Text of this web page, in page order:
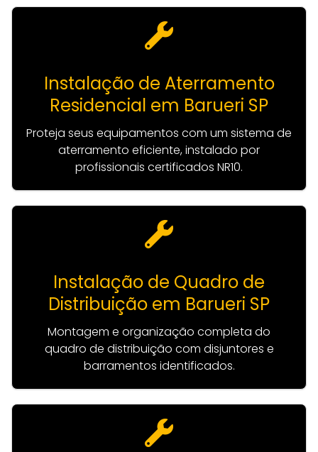
Instalação de Aterramento
Residencial em Barueri SP
Proteja seus equipamentos com um sistema de
aterramento eficiente, instalado por
profissionais certificados NR10.
Instalação de Quadro de
Distribuição em Barueri SP
Montagem e organização completa do
quadro de distribuição com disjuntores e
barramentos identificados.